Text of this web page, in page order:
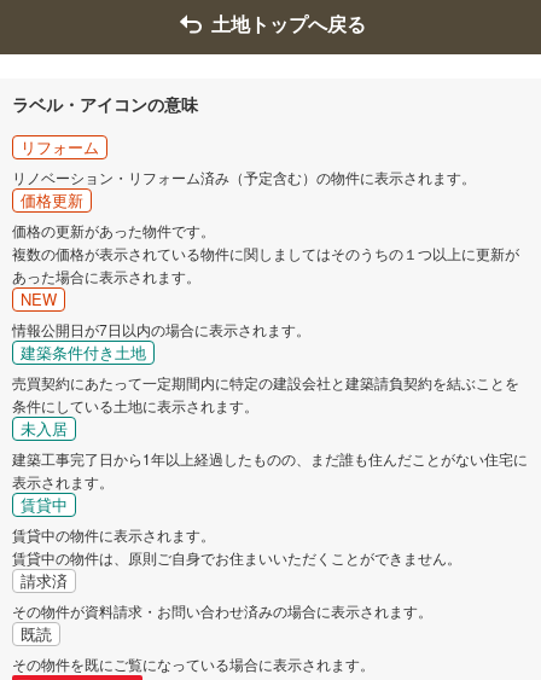
土地トップへ戻る
ラベル・アイコンの意味
リフォーム
リノベーション・リフォーム済み（予定含む）の物件に表示されます。
価格更新
価格の更新があった物件です。
複数の価格が表示されている物件に関しましてはそのうちの１つ以上に更新が
あった場合に表示されます。
NEW
情報公開日が7日以内の場合に表示されます。
建築条件付き土地
売買契約にあたって一定期間内に特定の建設会社と建築請負契約を結ぶことを
条件にしている土地に表示されます。
未入居
建築工事完了日から1年以上経過したものの、まだ誰も住んだことがない住宅に
表示されます。
賃貸中
賃貸中の物件に表示されます。
賃貸中の物件は、原則ご自身でお住まいいただくことができません。
請求済
その物件が資料請求・お問い合わせ済みの場合に表示されます。
既読
その物件を既にご覧になっている場合に表示されます。